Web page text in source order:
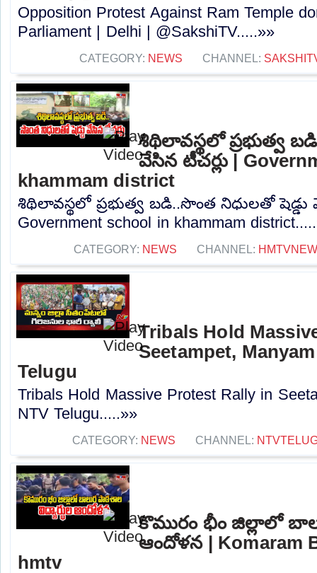
Opposition Protest Against Ram Temple
Parliament | Delhi | @SakshiTV.....»»
CATEGORY: NEWS CHANNEL:
శిథిలావస్థలో ప్రభుత్వ
వేసిన టీచర్లు |
khammam district
శిథిలావస్థలో ప్రభుత్వ బడి..సొంత నిధులతో షెడ్డు
Government school in khammam
CATEGORY: NEWS CHANNEL:
Tribals Hold
Seetampet,
Telugu
Tribals Hold Massive Protest Rally in
NTV Telugu.....»»
CATEGORY: NEWS CHANNEL:
కొమురం భీం జిల్లాలో
ఆందోళన | Komaram
hmtv